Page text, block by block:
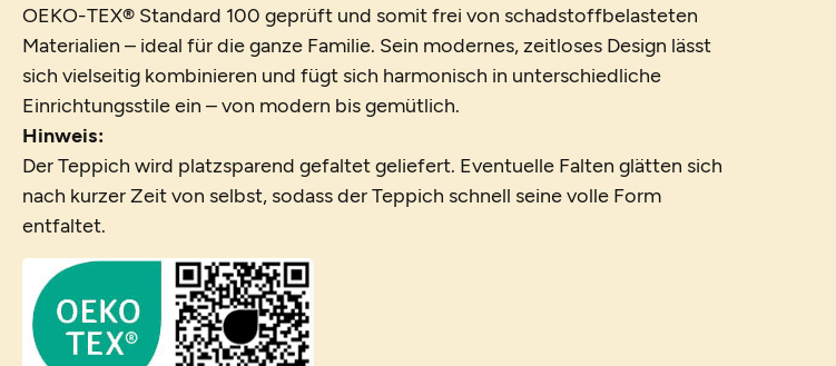
OEKO-TEX® Standard 100 geprüft und somit frei von schadstoffbelasteten
Materialien – ideal für die ganze Familie. Sein modernes, zeitloses Design lässt
sich vielseitig kombinieren und fügt sich harmonisch in unterschiedliche
Einrichtungsstile ein – von modern bis gemütlich.
Hinweis:
Der Teppich wird platzsparend gefaltet geliefert. Eventuelle Falten glätten sich
nach kurzer Zeit von selbst, sodass der Teppich schnell seine volle Form
entfaltet.